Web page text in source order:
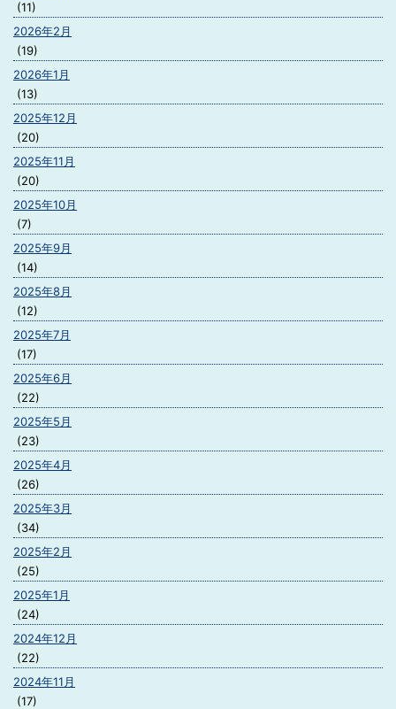
(11)
2026年2月
(19)
2026年1月
(13)
2025年12月
(20)
2025年11月
(20)
2025年10月
(7)
2025年9月
(14)
2025年8月
(12)
2025年7月
(17)
2025年6月
(22)
2025年5月
(23)
2025年4月
(26)
2025年3月
(34)
2025年2月
(25)
2025年1月
(24)
2024年12月
(22)
2024年11月
(17)